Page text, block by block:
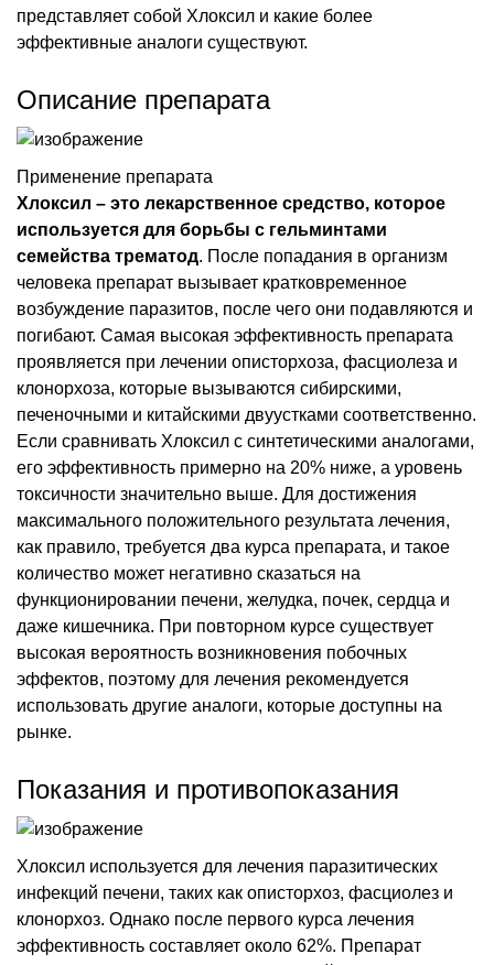
представляет собой Хлоксил и какие более
эффективные аналоги существуют.
Описание препарата
Применение препарата
Хлоксил – это лекарственное средство, которое
используется для борьбы с гельминтами
семейства трематод. После попадания в организм
человека препарат вызывает кратковременное
возбуждение паразитов, после чего они подавляются и
погибают. Самая высокая эффективность препарата
проявляется при лечении описторхоза, фасциолеза и
клонорхоза, которые вызываются сибирскими,
печеночными и китайскими двуустками соответственно.
Если сравнивать Хлоксил с синтетическими аналогами,
его эффективность примерно на 20% ниже, а уровень
токсичности значительно выше. Для достижения
максимального положительного результата лечения,
как правило, требуется два курса препарата, и такое
количество может негативно сказаться на
функционировании печени, желудка, почек, сердца и
даже кишечника. При повторном курсе существует
высокая вероятность возникновения побочных
эффектов, поэтому для лечения рекомендуется
использовать другие аналоги, которые доступны на
рынке.
Показания и противопоказания
Хлоксил используется для лечения паразитических
инфекций печени, таких как описторхоз, фасциолез и
клонорхоз. Однако после первого курса лечения
эффективность составляет около 62%. Препарат